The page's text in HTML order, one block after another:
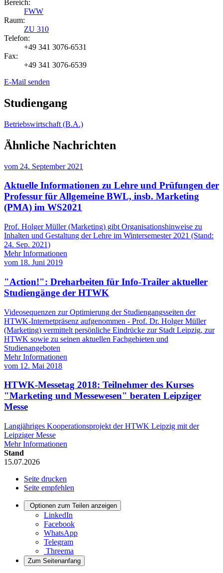
Bereich:
FWW
Raum:
ZU 310
Telefon:
+49 341 3076-6531
Fax:
+49 341 3076-6539
E-Mail senden
Studiengang
Betriebswirtschaft (B.A.)
Ähnliche Nachrichten
vom 24. September 2021
Aktuelle Informationen zu Lehre und Prüfungen der
Professur für Allgemeine BWL, insb. Marketing
(PMA) im WS2021
Prof. Holger Müller (Marketing) gibt Organisationshinweise zu
Inhalten und Gestaltung der Lehre im Wintersemester 2021 (Stand:
24. Sep. 2021)
Mehr Informationen
vom 18. Juni 2019
"Action!": Dreharbeiten für Info-Trailer aktueller
Studiengänge der HTWK
Videosequenzen zur Optimierung der Studiengangsseiten der
HTWK-Internetpräsenz aufgenommen - Prof. Dr. Holger Müller
(Marketing) vermittelt persönliche Eindrücke zur Stadt Leipzig, zur
HTWK sowie zu seinen aktuellen Fachgebieten und
Studienangeboten
Mehr Informationen
vom 12. Mai 2018
HTWK-Messetag 2018: Teilnehmer des Kurses
"Marketing und Messewesen" beraten Leipziger
Messe
Langjähriges Kooperationsprojekt der HTWK Leipzig mit der
Leipziger Messe
Mehr Informationen
Stand
15.07.2026
Seite drucken
Seite empfehlen
Optionen zum Teilen anzeigen
LinkedIn
Facebook
WhatsApp
Telegram
Threema
Zum Seitenanfang